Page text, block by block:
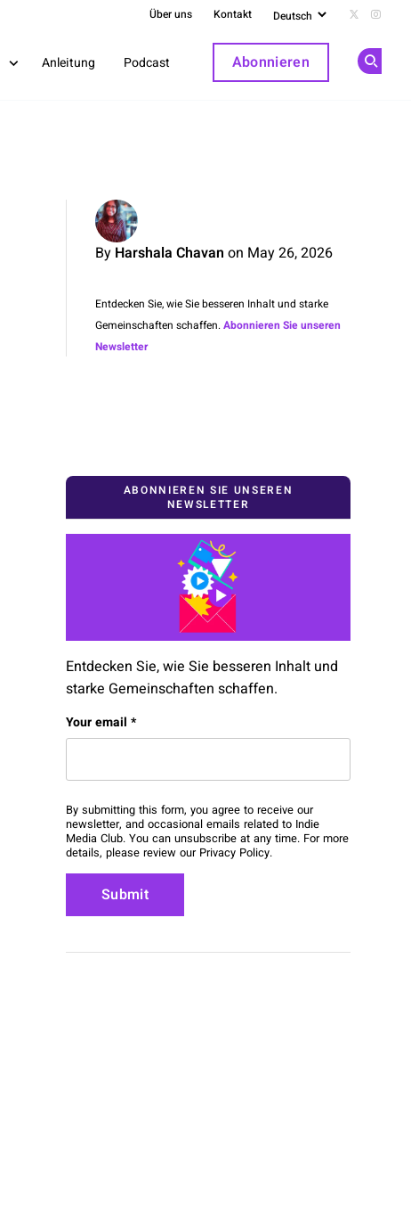
Über uns Kontakt Follow
Anleitung Podcast Abonnieren
By Harshala Chavan on May 26, 2026
Entdecken Sie, wie Sie besseren Inhalt und starke
Gemeinschaften schaffen. Abonnieren Sie unseren
Newsletter
ABONNIEREN SIE UNSEREN
NEWSLETTER
Entdecken Sie, wie Sie besseren Inhalt und
starke Gemeinschaften schaffen.
Comments
Your email *
By submitting this form, you agree to receive our
newsletter, and occasional emails related to Indie
Media Club. You can unsubscribe at any time. For more
details, please review our Privacy Policy.